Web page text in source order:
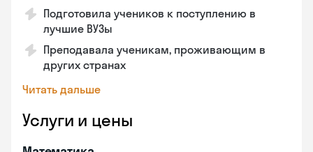
Подготовила учеников к поступлению в
лучшие ВУЗы
Преподавала ученикам, проживающим в
других странах
Читать дальше
Услуги и цены